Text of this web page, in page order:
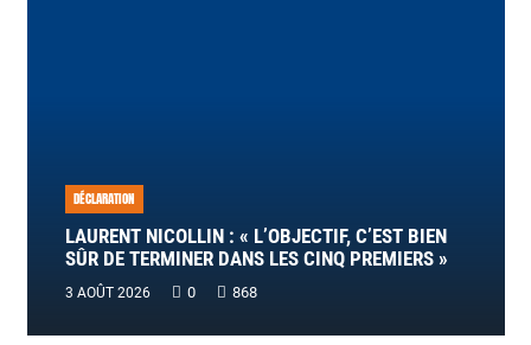
DÉCLARATION
LAURENT NICOLLIN : « L’OBJECTIF, C’EST BIEN
SÛR DE TERMINER DANS LES CINQ PREMIERS »
3 AOÛT 2026 0 868